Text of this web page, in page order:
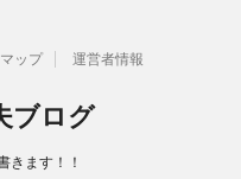
ップ 運営者情報
ブログ
きます！！